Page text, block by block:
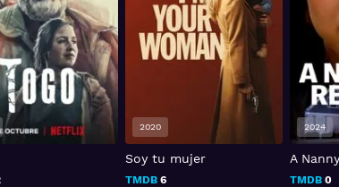
Soy tu mujer
TMDB6
2020
A
TMDB0
2024